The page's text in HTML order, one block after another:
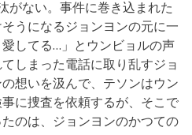
がない。事件に巻き込まれた
うになるジョンヨンの元に一
してる…」とウンビョルの声
しまった電話に取り乱すジョ
想いを汲んで、テソンはウン
に捜査を依頼するが、そこで
のは、ジョンヨンのかつての